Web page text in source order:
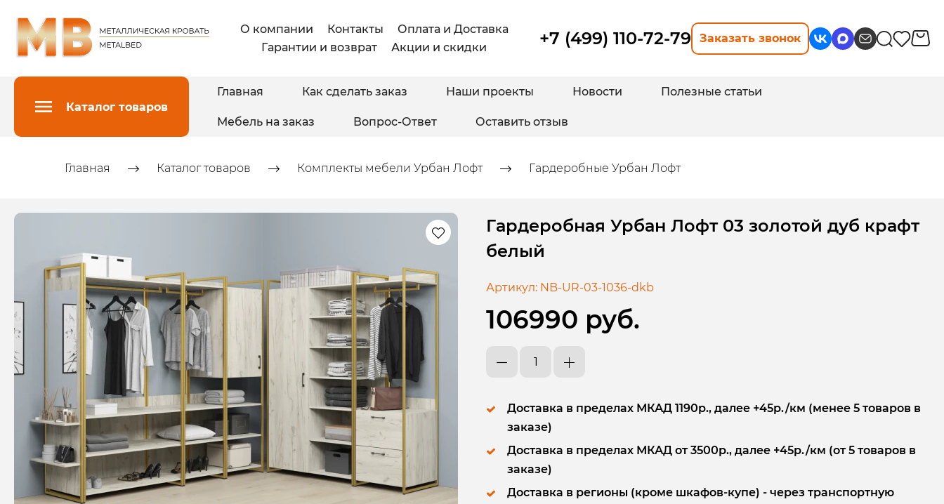
О компании Контакты
Оплата и Доставка
Гарантии и возврат
Акции и скидки +7 (499) 110-72-79 Заказать звонок
Каталог товаров
Главная Как сделать заказ Наши проекты Новости Полезные статьи
Мебель на заказ Вопрос-Ответ Оставить отзыв
Главная Каталог товаров Комплекты мебели Урбан Лофт Гардеробные Урбан Лофт
Гардеробная Урбан Лофт 03 золотой дуб крафт
белый
Артикул: NB-UR-03-1036-dkb
106990 руб.
Доставка в пределах МКАД 1190р., далее +45р./км (менее 5 товаров в
заказе)
Доставка в пределах МКАД от 3500р., далее +45р./км (от 5 товаров в
заказе)
Доставка в регионы (кроме шкафов-купе) - через транспортную